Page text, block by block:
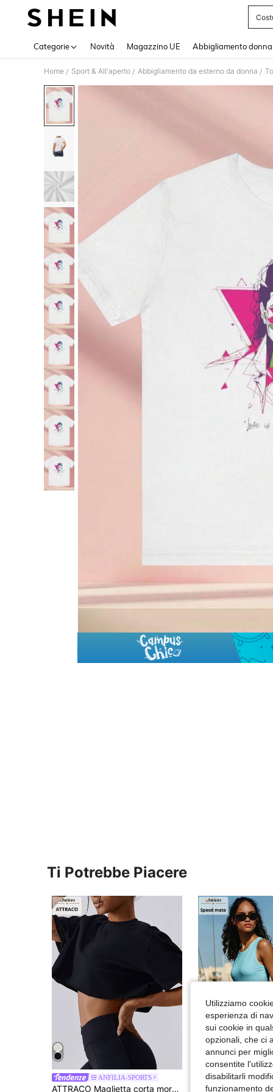
Categorie Novità Magazzino UE Abbigliamento donna
Home / Sport & All'aperto / Abbigliamento da esterno da donna /
Ti Potrebbe Piacere
ANFILIA-SPORTS
ATTRACO Maglietta corta morbida da donna, pullover girocollo lavorato a maglia, comoda maglietta oversize per yoga, allenamento, sport all'aperto e palestra, colore nero, primavera/estate
Utilizziamo
esperienza di
sui cookie in
opzionali, che ci
annunci per
consentite
disabilitarli
funzionamento